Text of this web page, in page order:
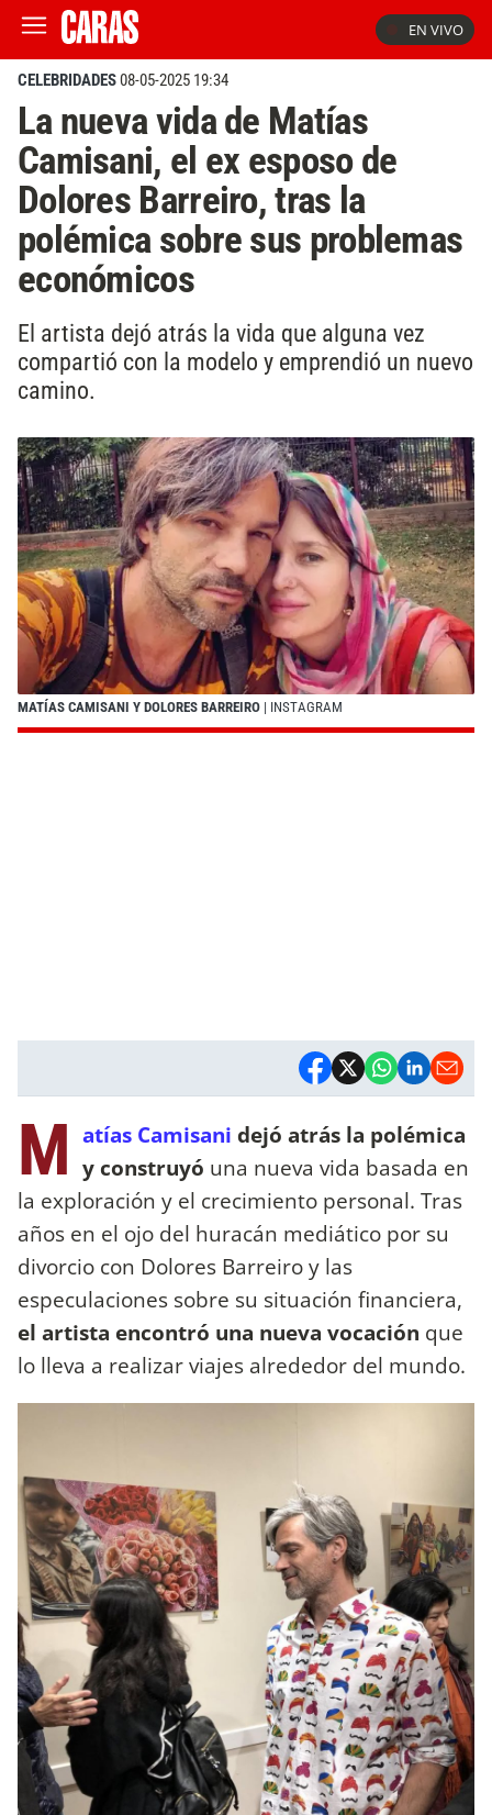
EN VIVO
CELEBRIDADES08-05-2025 19:34
La nueva vida de Matías
Camisani, el ex esposo de
Dolores Barreiro, tras la
polémica sobre sus problemas
económicos
El artista dejó atrás la vida que alguna vez
compartió con la modelo y emprendió un nuevo
camino.
MATÍAS CAMISANI Y DOLORES BARREIRO | INSTAGRAM
M atías Camisani dejó atrás la polémica
y construyó una nueva vida basada en
la exploración y el crecimiento personal. Tras
años en el ojo del huracán mediático por su
divorcio con Dolores Barreiro y las
especulaciones sobre su situación financiera,
el artista encontró una nueva vocación que
lo lleva a realizar viajes alrededor del mundo.